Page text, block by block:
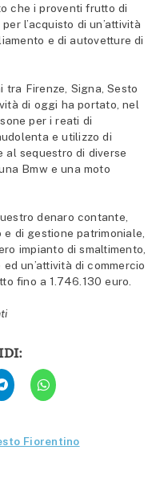
che i proventi frutto di
l’acquisto di un’attività
e di autovetture di
tra Firenze, Signa, Sesto
di oggi ha portato, nel
per i reati di
e utilizzo di
al sequestro di diverse
Bmw e una moto
denaro contante,
di gestione patrimoniale,
impianto di smaltimento,
un’attività di commercio
fino a 1.746.130 euro.
Fai
clic
per
condividere
(Si
apre
Fai
clic
per
(Si
apre
Fiorentino